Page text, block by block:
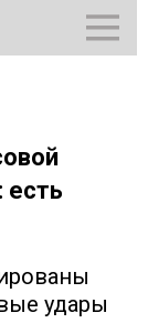
есть
удары